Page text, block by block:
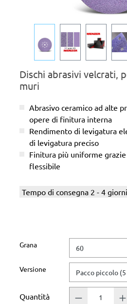
Dischi abrasivi velcrati,
muri
Abrasivo ceramico ad alte
opere di finitura interna
Rendimento di levigatura
di levigatura preciso
Finitura più uniforme
flessibile
Tempo di consegna 2 - 4
Seleziona
Grana
Seleziona
Versione
Quantità